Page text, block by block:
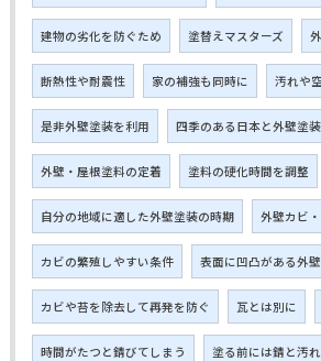
建物の劣化を防ぐため 塗替えマスターズ
断熱性や耐震性 家の補強も同時に 汚れや
是非外壁塗装を利用 四季のある日本と外壁塗装
外壁・屋根塗料の定着 塗料の硬化時間を調整
自分の地域に適した外壁塗装の時期 外壁カビ
カビの繁殖しやすい条件 表面に凹凸がある外壁
カビや苔を除去して再発を防ぐ 瓦とは別に
時間がたつと錆びてしまう 塗る前には錆と汚